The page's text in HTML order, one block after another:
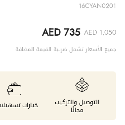
16CYAN0201
AED 735 AED 1,050
جميع الأسعار تشمل ضريبة القيمة المضافة
التوصيل والتركيب
مجانًا خيارات